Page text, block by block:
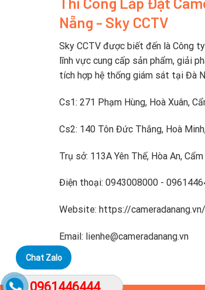
Nẵng - Sky CCTV
Sky CCTV được biết đến là Công
lĩnh vực cung cấp sản phẩm, giải
tích hợp hệ thống giám sát tại Đà
Cs1: 271 Phạm Hùng, Hoà Xuân,
Cs2: 140 Tôn Đức Thắng, Hoà
Trụ sở: 113A Yên Thế, Hòa An,
Điện thoại: 0943008000 -
Website: https://cameradanang.vn/
Email: lienhe@cameradanang.vn
Chat Zalo
0961446444